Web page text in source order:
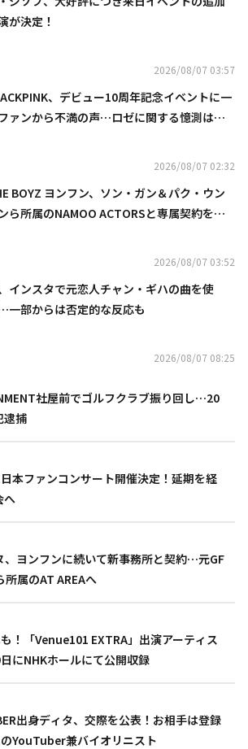
が決定！
2026/08/07 03:57
、デビュー10周年記念イベントに一
ァンから不満の声…ロゼに関する憶測は否
2026/08/07 02:32
BOYZ ヨンフン、ソン・ガン＆パク・ウン
ら所属のNAMOO ACTORSと専属契約を締
2026/08/07 03:52
インスタで元恋人チャン・ギハの曲を使
一部からは否定的な反応も
2026/08/07 08:25
社屋前でゴルフクラブ振り回し…20
逮捕
本ファンコンサート開催決定！延期を経
へ
、ヨンフンに続いて新事務所と契約…元GF
所属のAT AREAへ
！「Venue101 EXTRA」出演アーティス
にNHKホールにて公開収録
出身ディタ、交際を公表！お相手は登録
YouTuber兼バイオリニスト